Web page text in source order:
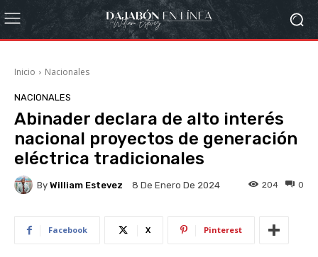
Inicio Nacionales
NACIONALES
Abinader declara de alto interés
nacional proyectos de generación
eléctrica tradicionales
By William Estevez 8 De Enero De 2024 0
204
Facebook X Pinterest